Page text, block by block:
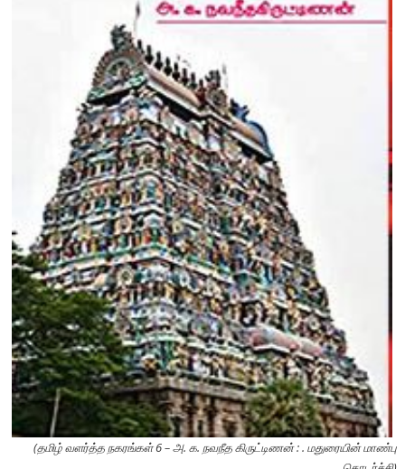
(தமிழ் வளர்த்த நகரங்கள் 6 – அ. க. நவநீத கிருட்டிணன் : . மதுரையின் மாண்பு